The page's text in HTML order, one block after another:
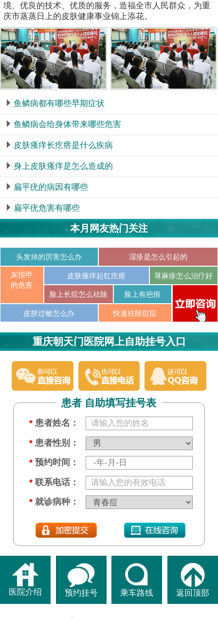
境、优良的技术、优质的服务，造福全市人民群众，为重
庆市蒸蒸日上的皮肤健康事业锦上添花。
鱼鳞病都有哪些早期症状
鱼鳞病会给身体带来哪些危害
皮肤瘙痒长疙瘩是什么疾病
身上皮肤瘙痒是怎么造成的
扁平疣的病因有哪些
扁平疣危害有哪些
本月网友热门关注
头发掉的厉害怎么办 湿疹是怎么引起的
灰指甲
的危害
皮肤瘙痒起红疙瘩 荨麻疹怎么治疗好
脸上长痘怎么祛除 脸上有疤痕
皮肤过敏怎么办 快速祛除痘痘
重庆朝天门医院网上自助挂号入口
患者 自助填写挂号表
* 患者姓名：
* 患者性别：
* 预约时间：
* 联系电话：
* 就诊病种：
医院介绍 预约挂号 乘车路线 返回顶部